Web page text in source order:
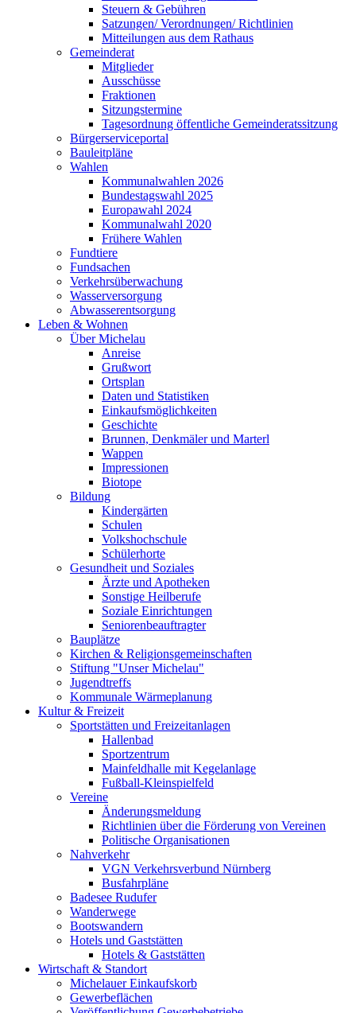
Steuern & Gebühren
Satzungen/ Verordnungen/ Richtlinien
Mitteilungen aus dem Rathaus
Gemeinderat
Mitglieder
Ausschüsse
Fraktionen
Sitzungstermine
Tagesordnung öffentliche Gemeinderatssitzung
Bürgerserviceportal
Bauleitpläne
Wahlen
Kommunalwahlen 2026
Bundestagswahl 2025
Europawahl 2024
Kommunalwahl 2020
Frühere Wahlen
Fundtiere
Fundsachen
Verkehrsüberwachung
Wasserversorgung
Abwasserentsorgung
Leben & Wohnen
Über Michelau
Anreise
Grußwort
Ortsplan
Daten und Statistiken
Einkaufsmöglichkeiten
Geschichte
Brunnen, Denkmäler und Marterl
Wappen
Impressionen
Biotope
Bildung
Kindergärten
Schulen
Volkshochschule
Schülerhorte
Gesundheit und Soziales
Ärzte und Apotheken
Sonstige Heilberufe
Soziale Einrichtungen
Seniorenbeauftragter
Bauplätze
Kirchen & Religionsgemeinschaften
Stiftung "Unser Michelau"
Jugendtreffs
Kommunale Wärmeplanung
Kultur & Freizeit
Sportstätten und Freizeitanlagen
Hallenbad
Sportzentrum
Mainfeldhalle mit Kegelanlage
Fußball-Kleinspielfeld
Vereine
Änderungsmeldung
Richtlinien über die Förderung von Vereinen
Politische Organisationen
Nahverkehr
VGN Verkehrsverbund Nürnberg
Busfahrpläne
Badesee Rudufer
Wanderwege
Bootswandern
Hotels und Gaststätten
Hotels & Gaststätten
Wirtschaft & Standort
Michelauer Einkaufskorb
Gewerbeflächen